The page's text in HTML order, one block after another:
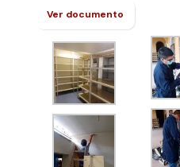
Ver documento